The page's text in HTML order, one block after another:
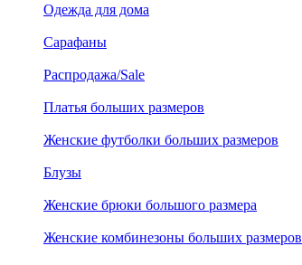
Одежда для дома
Сарафаны
Распродажа/Sale
Платья больших размеров
Женские футболки больших размеров
Блузы
Женские брюки большого размера
Женские комбинезоны больших размеров